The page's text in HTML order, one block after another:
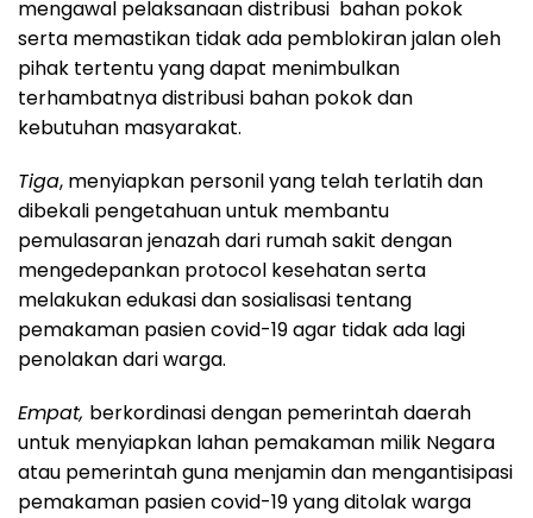
mengawal pelaksanaan distribusi bahan pokok
serta memastikan tidak ada pemblokiran jalan oleh
pihak tertentu yang dapat menimbulkan
terhambatnya distribusi bahan pokok dan
kebutuhan masyarakat.
Tiga, menyiapkan personil yang telah terlatih dan
dibekali pengetahuan untuk membantu
pemulasaran jenazah dari rumah sakit dengan
mengedepankan protocol kesehatan serta
melakukan edukasi dan sosialisasi tentang
pemakaman pasien covid-19 agar tidak ada lagi
penolakan dari warga.
Empat, berkordinasi dengan pemerintah daerah
untuk menyiapkan lahan pemakaman milik Negara
atau pemerintah guna menjamin dan mengantisipasi
pemakaman pasien covid-19 yang ditolak warga